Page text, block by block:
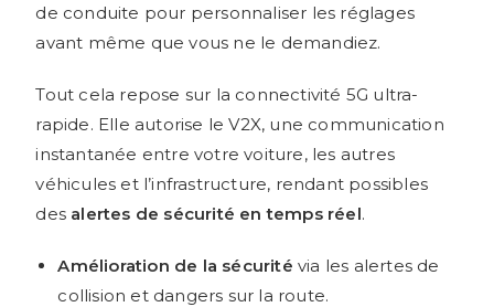
de conduite pour personnaliser les réglages
avant même que vous ne le demandiez.
Tout cela repose sur la connectivité 5G ultra-
rapide. Elle autorise le V2X, une communication
instantanée entre votre voiture, les autres
véhicules et l’infrastructure, rendant possibles
des alertes de sécurité en temps réel.
Amélioration de la sécurité via les alertes de
collision et dangers sur la route.